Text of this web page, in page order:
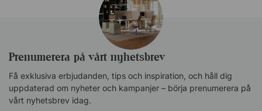
Prenumerera på vårt nyhetsbrev
Få exklusiva erbjudanden, tips och inspiration, och håll dig
uppdaterad om nyheter och kampanjer – börja prenumerera på
vårt nyhetsbrev idag.